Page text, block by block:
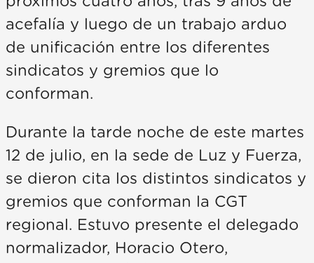
acefalía y luego de un trabajo arduo
de unificación entre los diferentes
sindicatos y gremios que lo
conforman.
Durante la tarde noche de este martes
12 de julio, en la sede de Luz y Fuerza,
se dieron cita los distintos sindicatos y
gremios que conforman la CGT
regional. Estuvo presente el delegado
normalizador, Horacio Otero,